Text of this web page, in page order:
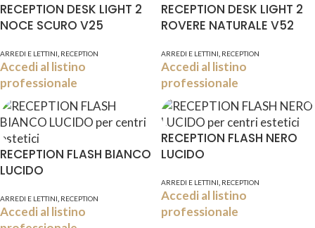
RECEPTION DESK LIGHT 2
NOCE SCURO V25
ARREDI E LETTINI RECEPTION
Accedi al listino
professionale
RECEPTION DESK LIGHT 2
ROVERE NATURALE V52
ARREDI E LETTINI RECEPTION
Accedi al listino
professionale
RECEPTION FLASH BIANCO
LUCIDO
ARREDI E LETTINI RECEPTION
Accedi al listino
RECEPTION FLASH NERO
LUCIDO
ARREDI E LETTINI RECEPTION
Accedi al listino
professionale